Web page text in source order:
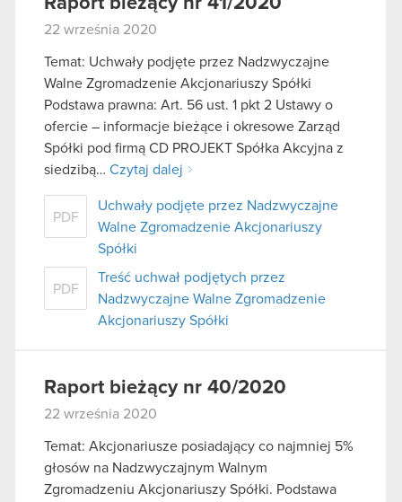
22 września 2020
Temat: Uchwały podjęte przez Nadzwyczajne
Walne Zgromadzenie Akcjonariuszy Spółki
Podstawa prawna: Art. 56 ust. 1 pkt 2 Ustawy o
ofercie – informacje bieżące i okresowe Zarząd
Spółki pod firmą CD PROJEKT Spółka Akcyjna z
siedzibą… Czytaj dalej
PDF
Uchwały podjęte przez Nadzwyczajne
Walne Zgromadzenie Akcjonariuszy
Spółki
PDF
Treść uchwał podjętych przez
Nadzwyczajne Walne Zgromadzenie
Akcjonariuszy Spółki
Raport bieżący nr 40/2020
22 września 2020
Temat: Akcjonariusze posiadający co najmniej 5%
głosów na Nadzwyczajnym Walnym
Zgromadzeniu Akcjonariuszy Spółki. Podstawa